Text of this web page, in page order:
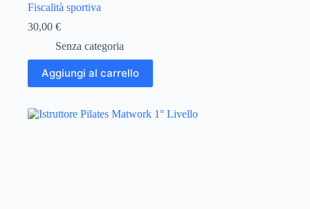
Fiscalità sportiva
30,00 €
Senza categoria
Aggiungi al carrello